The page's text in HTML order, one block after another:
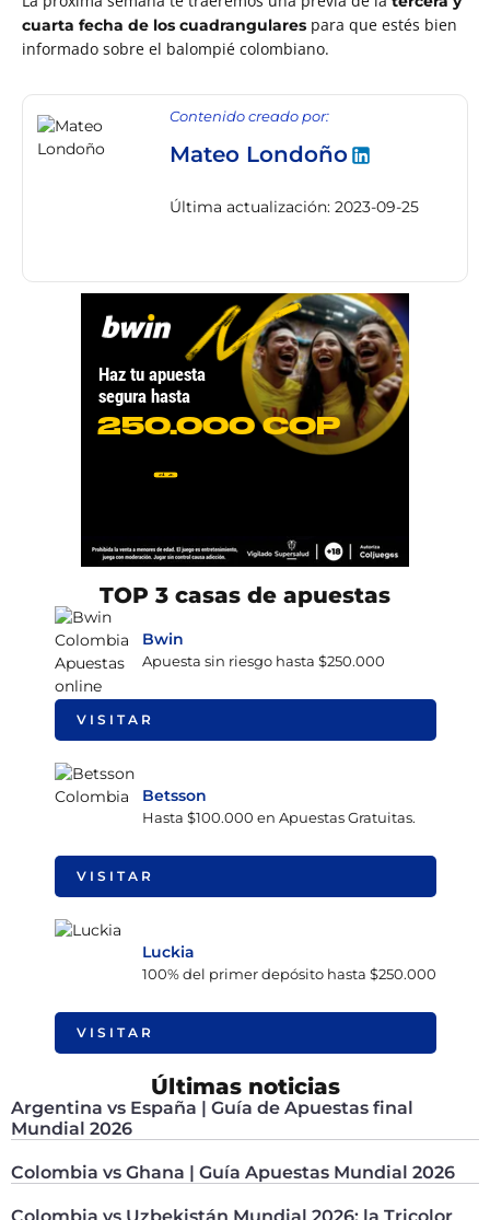
cuarta fecha de los cuadrangulares para que estés bien
informado sobre el balompié colombiano.
Contenido creado por:
Mateo Londoño
Última actualización: 2023-09-25
TOP 3 casas de apuestas
Bwin
Apuesta sin riesgo hasta $250.000
VISITAR
Betsson
Hasta $100.000 en Apuestas Gratuitas.
VISITAR
Luckia
100% del primer depósito hasta $250.000
VISITAR
Últimas noticias
Argentina vs España | Guía de Apuestas final
Mundial 2026
Colombia vs Ghana | Guía Apuestas Mundial 2026